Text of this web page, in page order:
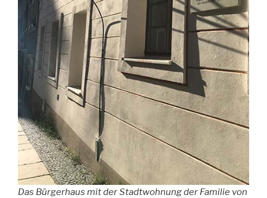
Das Bürgerhaus mit der Stadtwohnung der Familie von